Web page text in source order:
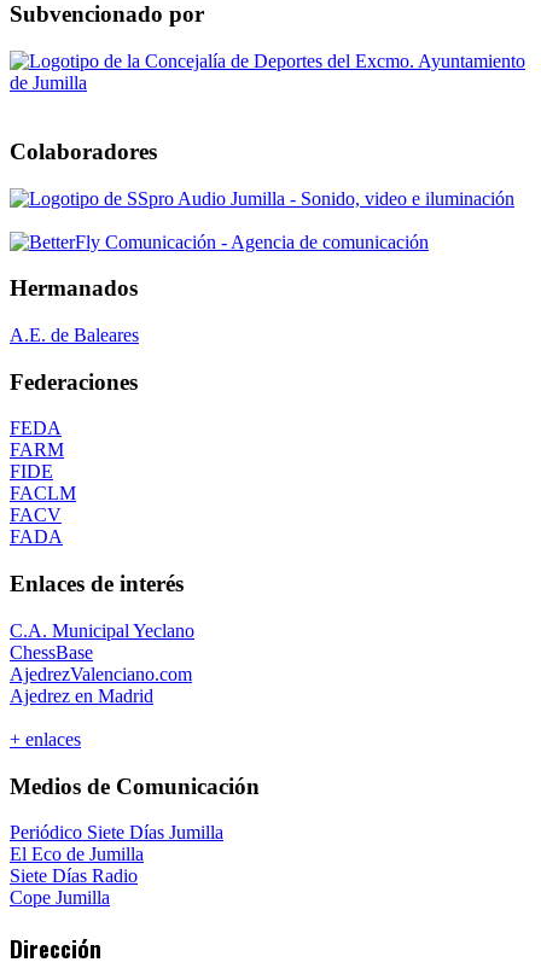
Subvencionado por
Colaboradores
Hermanados
A.E. de Baleares
Federaciones
FEDA
FARM
FIDE
FACLM
FACV
FADA
Enlaces de interés
C.A. Municipal Yeclano
ChessBase
AjedrezValenciano.com
Ajedrez en Madrid
+ enlaces
Medios de Comunicación
Periódico Siete Días Jumilla
El Eco de Jumilla
Siete Días Radio
Cope Jumilla
Dirección